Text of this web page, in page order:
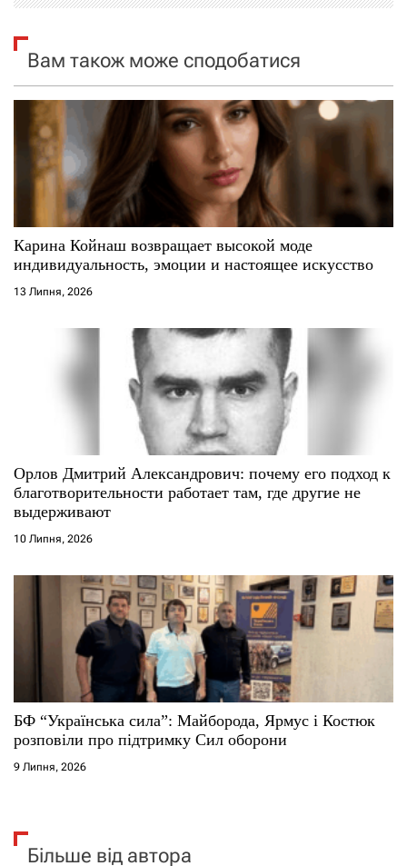
а
п
с
і
в
Вам також може сподобатися
Карина Койнаш возвращает высокой моде
индивидуальность, эмоции и настоящее искусство
13 Липня, 2026
Орлов Дмитрий Александрович: почему его подход к
благотворительности работает там, где другие не
выдерживают
10 Липня, 2026
БФ “Українська сила”: Майборода, Ярмус і Костюк
розповіли про підтримку Сил оборони
9 Липня, 2026
Більше від автора